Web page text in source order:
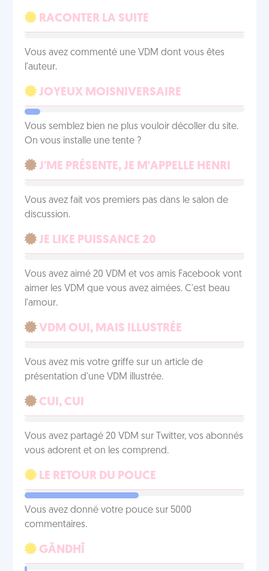
RACONTER LA SUITE
Vous avez commenté une VDM dont vous êtes
l'auteur.
JOYEUX MOISNIVERSAIRE
Vous semblez bien ne plus vouloir décoller du site.
On vous installe une tente ?
J'ME PRÉSENTE, JE M'APPELLE HENRI
Vous avez fait vos premiers pas dans le salon de
discussion.
JE LIKE PUISSANCE 20
Vous avez aimé 20 VDM et vos amis Facebook vont
aimer les VDM que vous avez aimées. C'est beau
l'amour.
VDM OUI, MAIS ILLUSTRÉE
Vous avez mis votre griffe sur un article de
présentation d'une VDM illustrée.
CUI, CUI
Vous avez partagé 20 VDM sur Twitter, vos abonnés
vous adorent et on les comprend.
LE RETOUR DU POUCE
Vous avez donné votre pouce sur 5000
commentaires.
GÂNDHÎ